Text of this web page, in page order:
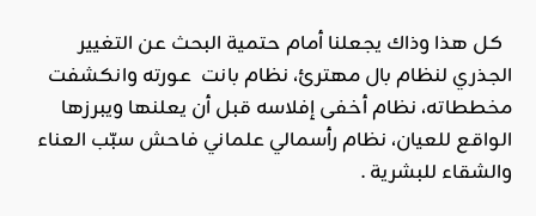
كل هذا وذاك يجعلنا أمام حتمية البحث عن التغيير
الجذري لنظام بال مهترئ، نظام بانت عورته وانكشفت
مخططاته، نظام أخفى إفلاسه قبل أن يعلنها ويبرزها
الواقع للعيان، نظام رأسمالي علماني فاحش سبّب العناء
والشقاء للبشرية .